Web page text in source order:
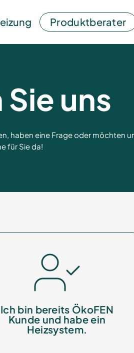
Produktberater
uns
haben eine Frage oder möchten
für Sie da!
Ich bin bereits ÖkoFEN
Kunde und habe ein
Heizsystem.